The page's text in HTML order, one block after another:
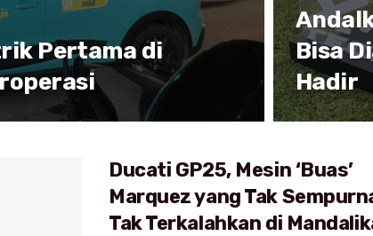
Pertama di
Bisa
Hadir
Ducati GP25, Mesin ‘Buas’
Marquez yang Tak
Tak Terkalahkan di